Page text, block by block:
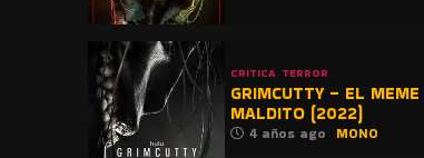
CRITICA TERROR
GRIMCUTTY – EL MEME
MALDITO (2022)
4 años ago MONO